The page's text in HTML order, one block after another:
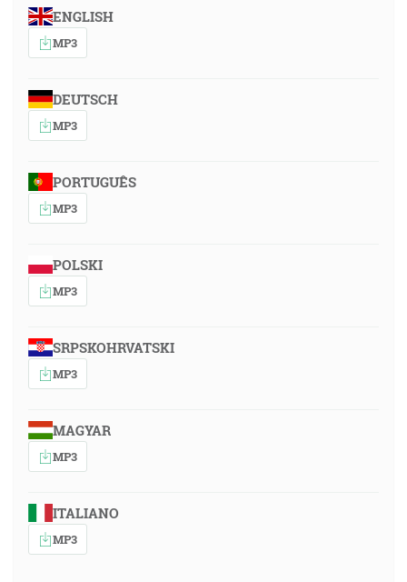
ENGLISH
MP3
DEUTSCH
MP3
PORTUGUÊS
MP3
POLSKI
MP3
SRPSKOHRVATSKI
MP3
MAGYAR
MP3
ITALIANO
MP3